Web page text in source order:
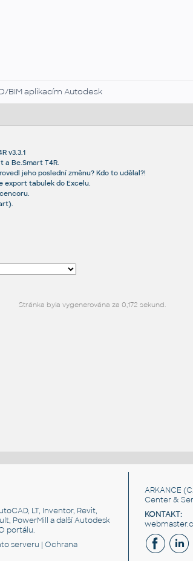
BIM aplikacím Autodesk
v3.3.1
a Be.Smart T4R.
jeho poslední změnu? Kdo to udělal?!
export tabulek do Excelu.
Stránka byla vygenerována za 0,172 sekund.
LT, Inventor, Revit,
PowerMill a další Autodesk
portálu.
serveru |Ochrana
ARKANCE
Center &
KONTAKT: